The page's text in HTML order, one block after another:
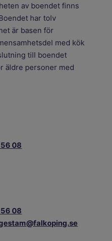
av boendet finns
har tolv
är basen för
med kök
till boendet
äldre personer med
08
08